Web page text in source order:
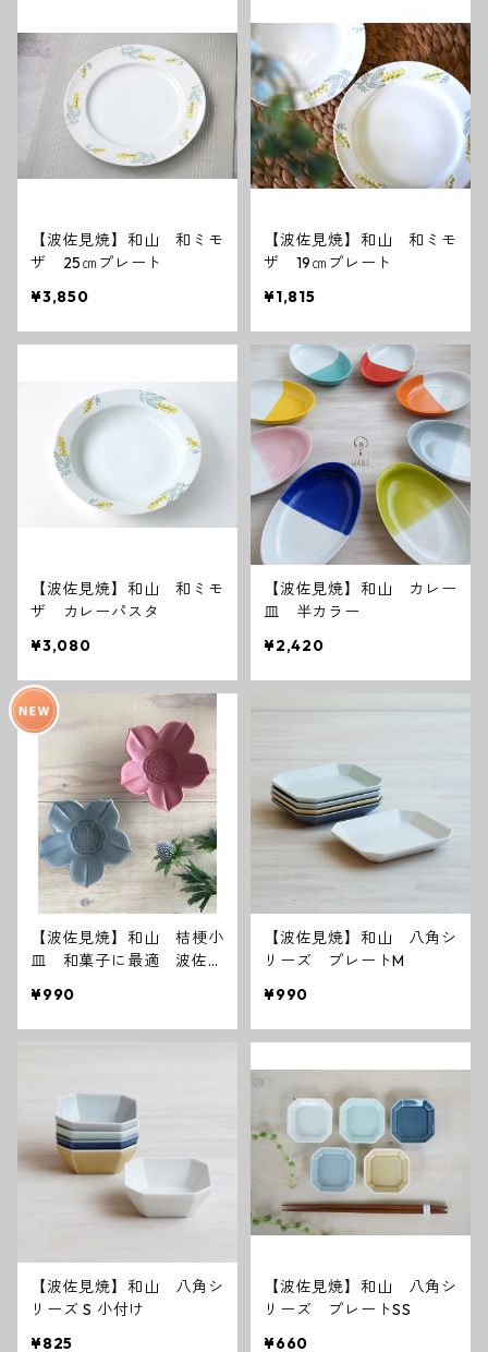
【波佐見焼】和山 和ミモ
ザ 25㎝プレート
¥3,850
【波佐見焼】和山 和ミモ
ザ 19㎝プレート
¥1,815
【波佐見焼】和山 和ミモ
ザ カレーパスタ
¥3,080
【波佐見焼】和山 カレー
皿 半カラー
¥2,420
【波佐見焼】和山 桔梗小
皿 和菓子に最適 波佐見
¥990
【波佐見焼】和山 八角シ
リーズ プレートM
¥990
【波佐見焼】和山 八角シ
リーズ S 小付け
¥825
【波佐見焼】和山 八角シ
リーズ プレートSS
¥660